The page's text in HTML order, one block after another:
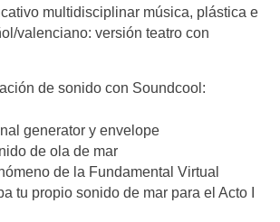
multidisciplinar música, plástica e
valenciano: versión teatro con
de sonido con Soundcool:
generator y envelope
de ola de mar
de la Fundamental Virtual
tu propio sonido de mar para el Acto I